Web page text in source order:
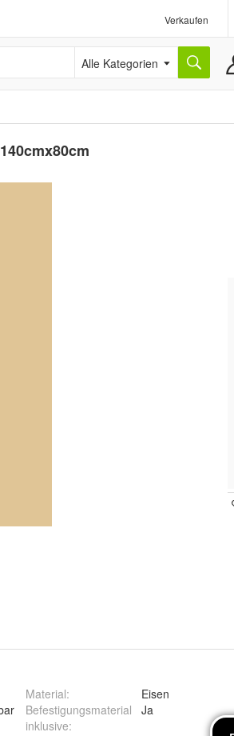
Verkaufen
Alle Kategorien
Material:
Eisen
Befestigungsmaterial
inklusive:
Ja